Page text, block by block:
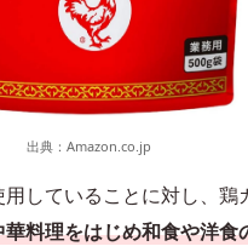
出典： Amazon.co.jp
していることに対し、
料理をはじめ和食や洋